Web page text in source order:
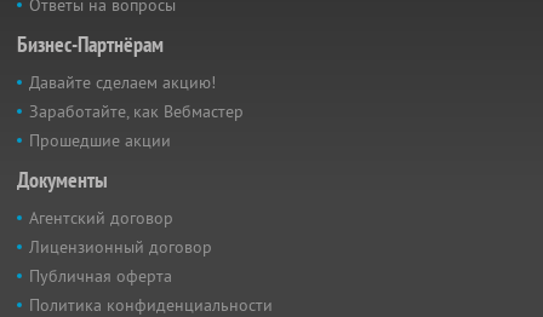
Ответы на вопросы
Бизнес-Партнёрам
Давайте сделаем акцию!
Заработайте, как Вебмастер
Прошедшие акции
Документы
Агентский договор
Лицензионный договор
Публичная оферта
Политика конфиденциальности